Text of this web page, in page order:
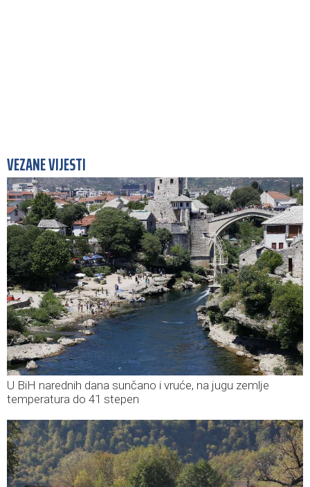
VEZANE VIJESTI
U BiH narednih dana sunčano i vruće, na jugu zemlje
temperatura do 41 stepen